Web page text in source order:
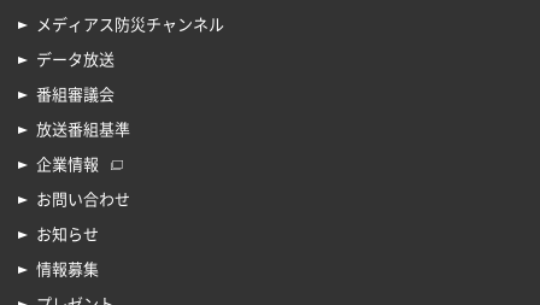
メディアス防災チャンネル
データ放送
番組審議会
放送番組基準
企業情報
お問い合わせ
お知らせ
情報募集